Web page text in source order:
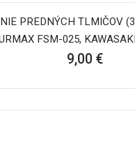
PREDNÝCH TLMIČOV
FSM-025,
9,00 €